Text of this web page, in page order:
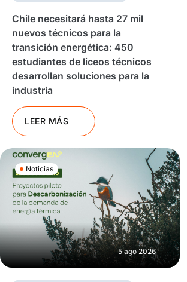
Chile necesitará hasta 27 mil
nuevos técnicos para la
transición energética: 450
estudiantes de liceos técnicos
desarrollan soluciones para la
industria
LEER MÁS
Noticias
5 ago 2026